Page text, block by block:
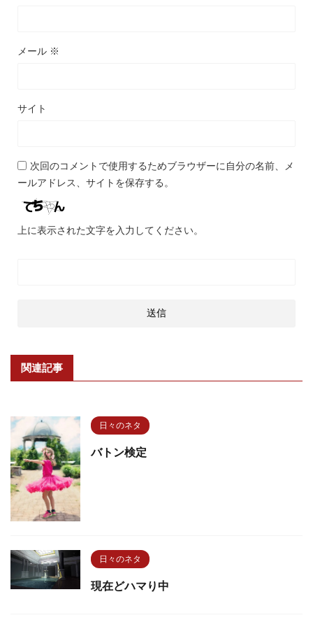
メール ※
サイト
次回のコメントで使用するためブラウザーに自分の名前、メ
ールアドレス、サイトを保存する。
上に表示された文字を入力してください。
関連記事
日々のネタ
バトン検定
日々のネタ
現在どハマり中